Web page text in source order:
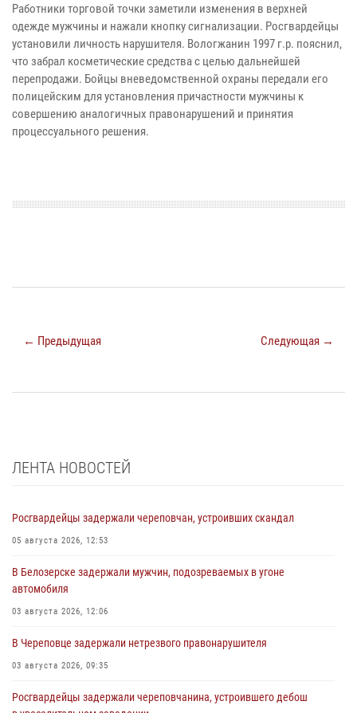
Работники торговой точки заметили изменения в верхней
одежде мужчины и нажали кнопку сигнализации. Росгвардейцы
установили личность нарушителя. Вологжанин 1997 г.р. пояснил,
что забрал косметические средства с целью дальнейшей
перепродажи. Бойцы вневедомственной охраны передали его
полицейским для установления причастности мужчины к
совершению аналогичных правонарушений и принятия
процессуального решения.
← Предыдущая Следующая →
ЛЕНТА НОВОСТЕЙ
Росгвардейцы задержали череповчан, устроивших скандал
05 августа 2026, 12:53
В Белозерске задержали мужчин, подозреваемых в угоне
автомобиля
03 августа 2026, 12:06
В Череповце задержали нетрезвого правонарушителя
03 августа 2026, 09:35
Росгвардейцы задержали череповчанина, устроившего дебош